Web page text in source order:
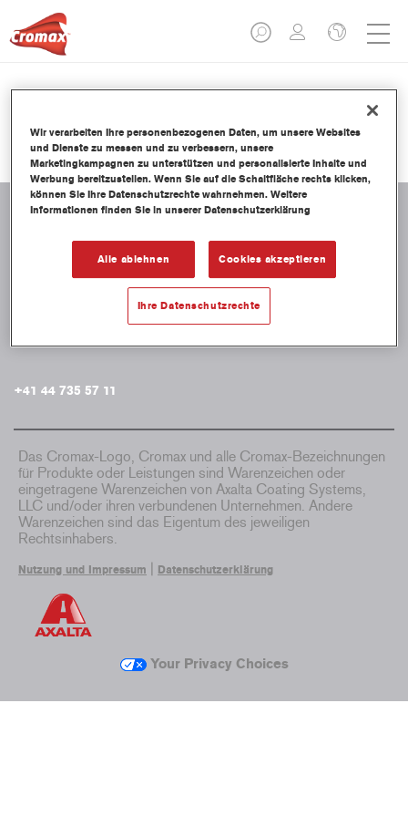
Axalta Axcess Switzerland GmbH
+41 44 735 57 11
Das Cromax-Logo, Cromax und alle Cromax-Bezeichnungen
für Produkte oder Leistungen sind Warenzeichen oder
eingetragene Warenzeichen von Axalta Coating Systems,
LLC und/oder ihren verbundenen Unternehmen. Andere
Warenzeichen sind das Eigentum des jeweiligen
Rechtsinhabers.
Nutzung und Impressum Datenschutzerklärung
Your Privacy Choices
Wir verarbeiten Ihre personenbezogenen Daten, um unsere Websites
und Dienste zu messen und zu verbessern, unsere
Marketingkampagnen zu unterstützen und personalisierte Inhalte und
Werbung bereitzustellen. Wenn Sie auf die Schaltfläche rechts klicken,
können Sie Ihre Datenschutzrechte wahrnehmen. Weitere
Informationen finden Sie in unserer Datenschutzerklärung
Alle ablehnen Cookies akzeptieren
Ihre Datenschutzrechte